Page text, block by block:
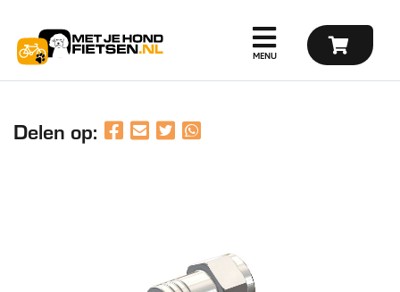
Delen op: